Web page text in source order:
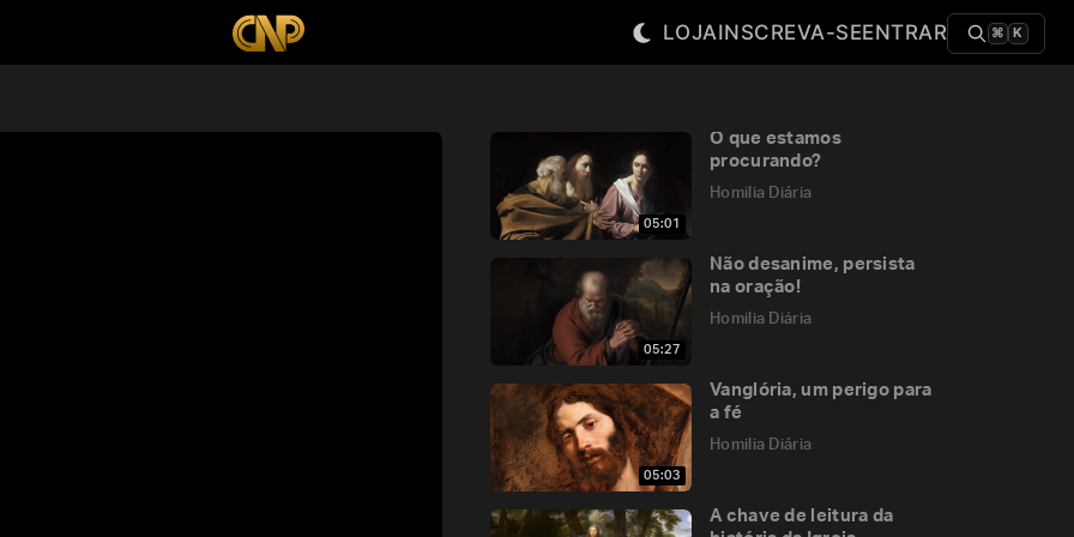
LOJAINSCREVA-SEENTRAR ⌘ K
05:01
O que estamos
procurando?
Homilia Diária
05:27
Não desanime, persista
na oração!
Homilia Diária
05:03
Vanglória, um perigo para
a fé
Homilia Diária
A chave de leitura da